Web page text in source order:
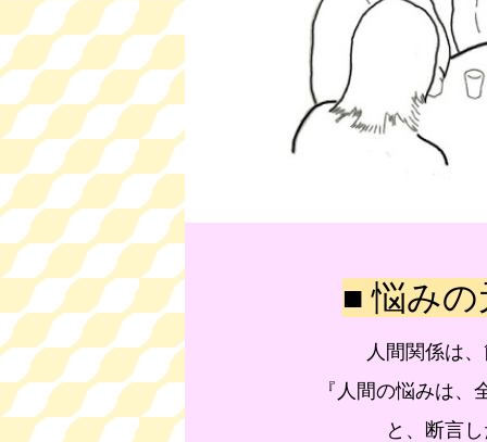
■ 悩み
人間関係は
『人間の悩みは
と、断言